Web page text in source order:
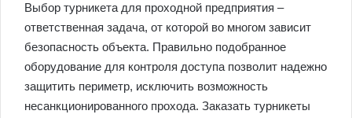
Выбор турникета для проходной предприятия –
ответственная задача, от которой во многом зависит
безопасность объекта. Правильно подобранное
оборудование для контроля доступа позволит надежно
защитить периметр, исключить возможность
несанкционированного прохода. Заказать турникеты